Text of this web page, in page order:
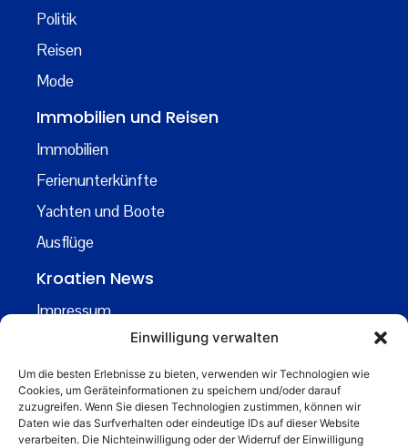
Einwilligung verwalten
Um die besten Erlebnisse zu bieten, verwenden wir Technologien wie
Cookies, um Geräteinformationen zu speichern und/oder darauf
zuzugreifen. Wenn Sie diesen Technologien zustimmen, können wir
Daten wie das Surfverhalten oder eindeutige IDs auf dieser Website
verarbeiten. Die Nichteinwilligung oder der Widerruf der Einwilligung
Politik
Reisen
Mode
Immobilien und Reisen
Immobilien
Ferienunterkünfte
Yachten und Boote
Ausflüge
Kroatien News
Impressum
Kontakt
Über uns
Business